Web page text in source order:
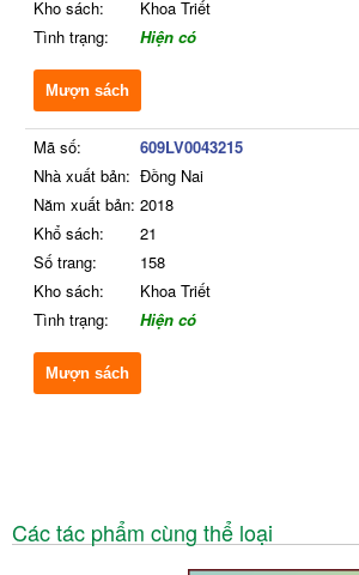
Kho sách:
Khoa Triết
Tình trạng:
Hiện có
Mượn sách
Mã số:
609LV0043215
Nhà xuất bản: Đồng Nai
Năm xuất bản: 2018
Khổ sách:
21
Số trang:
158
Kho sách:
Khoa Triết
Tình trạng:
Hiện có
Mượn sách
Các tác phẩm cùng thể loại